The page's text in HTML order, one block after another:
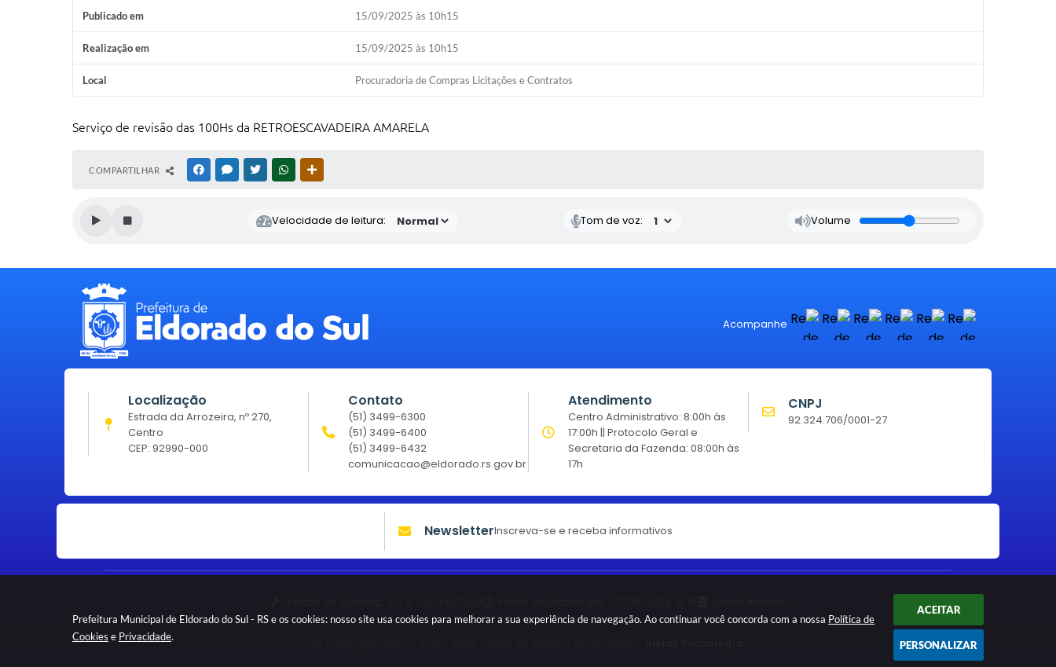
Prefeitura Municipal de Eldorado do Sul - RS e os cookies: nosso site usa cookies para melhorar a sua experiência de navegação. Ao continuar você concorda com a nossa Política de
Cookies e Privacidade.
ACEITAR
PERSONALIZAR
Publicado em 15/09/2025 às 10h15
Realização em 15/09/2025 às 10h15
Local Procuradoria de Compras Licitações e Contratos
Serviço de revisão das 100Hs da RETROESCAVADEIRA AMARELA
COMPARTILHAR FACEBOOKMESSENGER
TWITTERWHATSAPP
Velocidade de leitura: Tom de voz: Volume
NewsletterInscreva-se e receba informativos
Acompanhe
Localização
Estrada da Arrozeira, nº 270,
Centro
CEP: 92990-000
Contato
(51) 3499-6300
(51) 3499-6400
(51) 3499-6432
comunicacao@eldorado.rs.gov.br
Atendimento
Centro Administrativo: 8:00h às
17:00h || Protocolo Geral e
Secretaria da Fazenda: 08:00h às
17h
CNPJ
92.324.706/0001-27